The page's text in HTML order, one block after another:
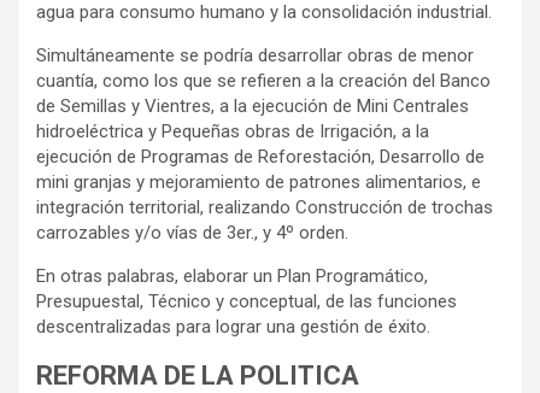
agua para consumo humano y la consolidación industrial.
Simultáneamente se podría desarrollar obras de menor
cuantía, como los que se refieren a la creación del Banco
de Semillas y Vientres, a la ejecución de Mini Centrales
hidroeléctrica y Pequeñas obras de Irrigación, a la
ejecución de Programas de Reforestación, Desarrollo de
mini granjas y mejoramiento de patrones alimentarios, e
integración territorial, realizando Construcción de trochas
carrozables y/o vías de 3er., y 4º orden.
En otras palabras, elaborar un Plan Programático,
Presupuestal, Técnico y conceptual, de las funciones
descentralizadas para lograr una gestión de éxito.
REFORMA DE LA POLITICA